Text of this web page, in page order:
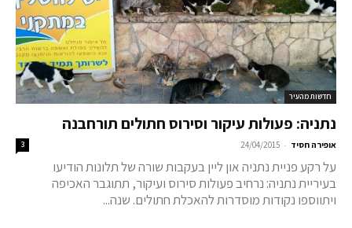
חדשות מהעיר
נתניה: פעולות עיקור וסירוס חתולים תורחבנה
אופירה חסיד -
24/04/2015
3
על רקע פניית נתניה און ליין בעקבות שורה של תלונות הודיעו
בעיריית נתניה: נרחיב פעולות סירוס ועיקור, תתוגבר האכיפה
ויתווספו נקודות מוסדרות להאכלת חתולים. שנה...